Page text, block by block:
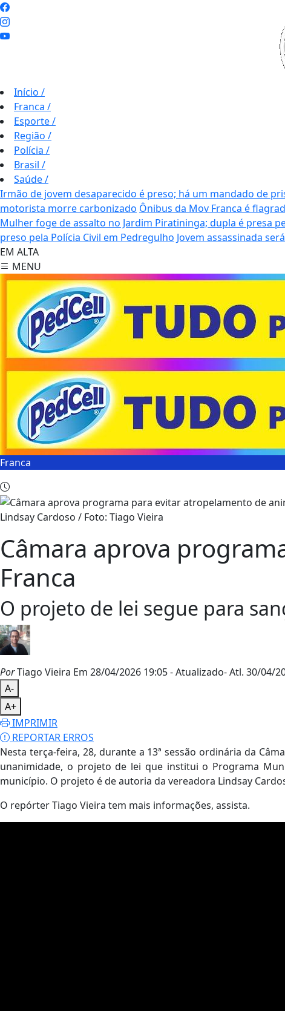
Início /
Franca /
Esporte/
Região /
Polícia /
Brasil /
Saúde/
Irmão de jovem desaparecido é preso; há um mandado de
motorista morre carbonizado Ônibus da Mov Franca é
Mulher foge de assalto no Jardim Piratininga; dupla é presa
preso pela Polícia Civil em Pedregulho Jovem assassinada
EM ALTA
MENU
Franca
Lindsay Cardoso / Foto: Tiago Vieira
Câmara aprova
Franca
O projeto de lei segue para
PorTiago Vieira Em 28/04/2026 19:05- Atualizado- Atl. 30/04/
A-
A+
IMPRIMIR
REPORTAR ERROS
Nesta terça-feira, 28, durante a 13ª sessão ordinária da
unanimidade, o projeto de lei que institui o Programa
município. O projeto é de autoria da vereadora Lindsay
O repórter Tiago Vieira tem mais informações, assista.